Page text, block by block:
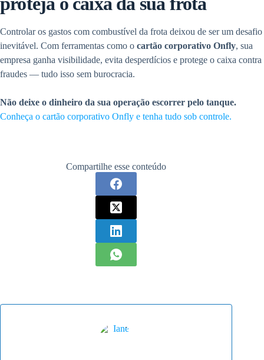
Controlar os gastos com combustível da frota deixou de ser um desafio
inevitável. Com ferramentas como o cartão corporativo Onfly, sua
empresa ganha visibilidade, evita desperdícios e protege o caixa contra
fraudes — tudo isso sem burocracia.
Não deixe o dinheiro da sua operação escorrer pelo tanque.
Conheça o cartão corporativo Onfly e tenha tudo sob controle.
Compartilhe esse conteúdo